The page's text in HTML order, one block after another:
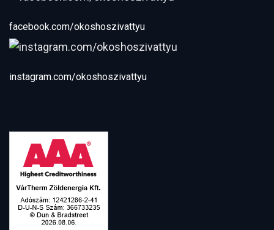
facebook.com/okoshoszivattyu
instagram.com/okoshoszivattyu